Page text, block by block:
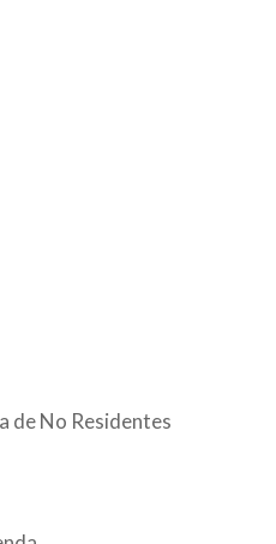
de No Residentes